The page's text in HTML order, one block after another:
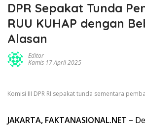
DPR Sepakat Tunda
RUU KUHAP dengan
Alasan
Editor
Kamis 17 April 2025
Komisi III DPR RI sepakat tunda sementara
JAKARTA, FAKTANASIONAL.NET –